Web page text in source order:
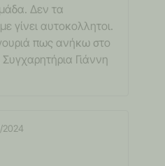
Δεν τα
γίνει αυτοκολλητοι.
πως ανήκω στο
Γιάννη
2024